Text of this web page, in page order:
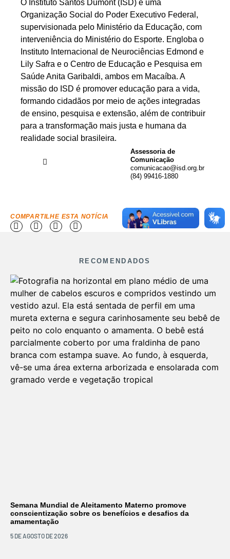
O Instituto Santos Dumont (ISD) é uma
Organização Social do Poder Executivo Federal,
supervisionada pelo Ministério da Educação, com
interveniência do Ministério do Esporte. Engloba o
Instituto Internacional de Neurociências Edmond e
Lily Safra e o Centro de Educação e Pesquisa em
Saúde Anita Garibaldi, ambos em Macaíba. A
missão do ISD é promover educação para a vida,
formando cidadãos por meio de ações integradas
de ensino, pesquisa e extensão, além de contribuir
para a transformação mais justa e humana da
realidade social brasileira.
Assessoria de
Comunicação
comunicacao@isd.org.br
(84) 99416-1880
COMPARTILHE ESTA NOTÍCIA
RECOMENDADOS
Semana Mundial de Aleitamento Materno promove
conscientização sobre os benefícios e desafios da
amamentação
5 DE AGOSTO DE 2026